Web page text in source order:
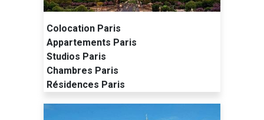
Colocation Paris
Appartements Paris
Studios Paris
Chambres Paris
Résidences Paris